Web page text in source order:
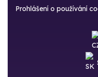
Prohlášení o používání